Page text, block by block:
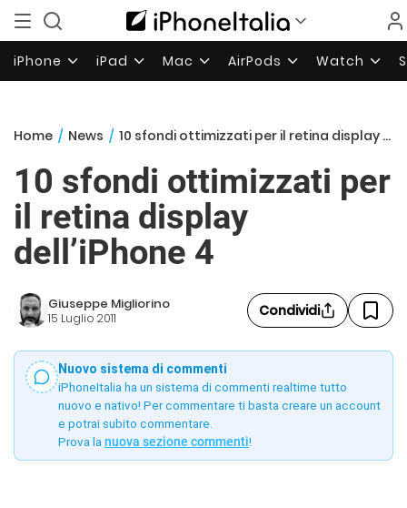
iPhone iPad Mac AirPods Watch
Home / News / 10 sfondi ottimizzati per il retina display dell’iPhone 4
10 sfondi ottimizzati per
il retina display
dell’iPhone 4
Giuseppe Migliorino
15 Luglio 2011 Condividi
Nuovo sistema di commenti
iPhoneItalia ha un sistema di commenti realtime tutto
nuovo e nativo! Per commentare ti basta creare un account
e potrai subito commentare.
Prova la nuova sezione commenti!